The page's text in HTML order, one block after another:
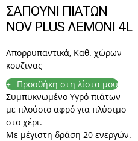
ΣΑΠΟΥΝΙ ΠΙΑΤΩΝ
NOV PLUS ΛΕΜΟΝΙ 4L
Απορρυπαντικά, Καθ. χώρων
κουζινας
Προσθήκη στη λίστα μου
Συμπυκνωμένο Υγρό πιάτων
με πλούσιο αφρό για πλύσιμο
στο χέρι.
Με μέγιστη δράση 20 ενεργών.